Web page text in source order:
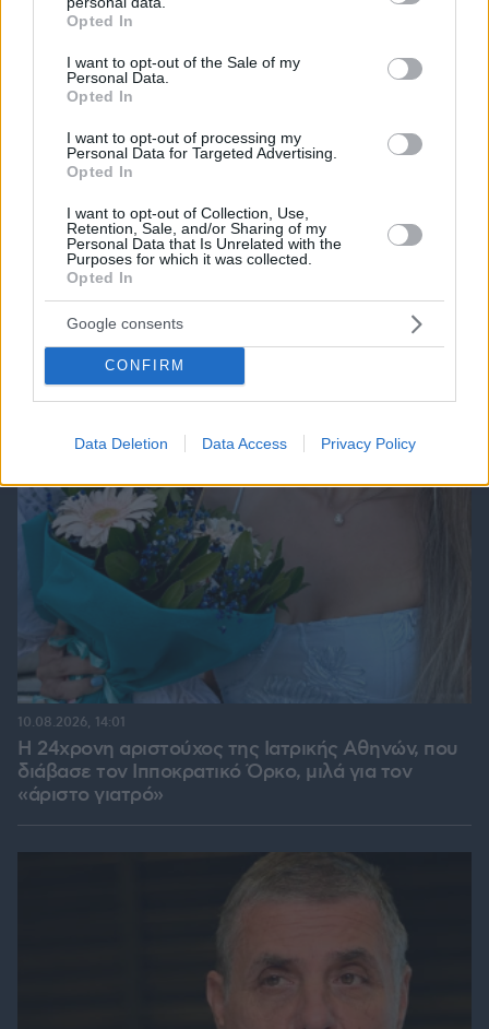
grant or deny consent to Google and its third-party tags to
use your data for below specified purposes in below Google
consent section.
Opted In
I want to opt-out of the Sale of my
Personal Data.
Opted In
I want to opt-out of processing my
Personal Data for Targeted Advertising.
Opted In
I want to opt-out of Collection, Use,
Retention, Sale, and/or Sharing of my
Personal Data that Is Unrelated with the
Purposes for which it was collected.
Opted In
Google consents
CONFIRM
Data Deletion Data Access Privacy Policy
Cut The Rope Northern Heights Candy
ΔΕΙΤΕ ΟΛΑ ΤΑ GAMES
Best of Network
Η 24χρονη αριστούχος της Ιατρικής Αθηνών, που
διάβασε τον Ιπποκρατικό Όρκο, μιλά για τον
«άριστο γιατρό»
10.08.2026, 14:01